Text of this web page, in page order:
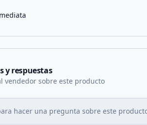
y respuestas
vendedor sobre este producto
hacer una pregunta sobre este